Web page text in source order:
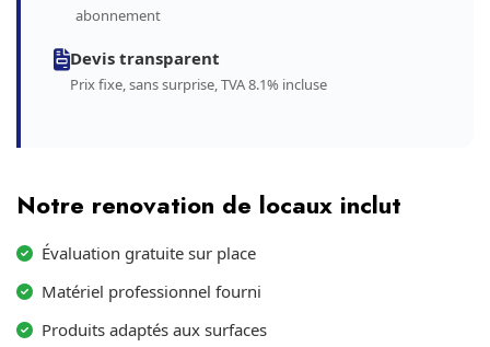
abonnement
Devis transparent
Prix fixe, sans surprise, TVA 8.1% incluse
Notre renovation de locaux inclut
Évaluation gratuite sur place
Matériel professionnel fourni
Produits adaptés aux surfaces